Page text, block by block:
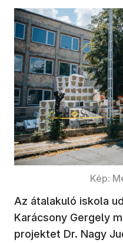
Kép:
Az átalakuló iskola
Karácsony Gergely
projektet Dr. Nagy